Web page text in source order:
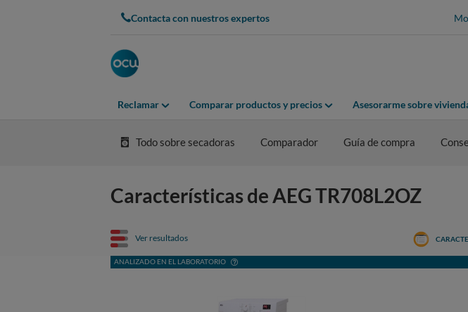
Contacta con nuestros expertos
Reclamar Comparar productos y precios Asesorarme sobre
Todo sobre secadoras Comparador Guía de compra
Características de AEG TR708L2OZ
Ver resultados
ANALIZADO EN EL LABORATORIO